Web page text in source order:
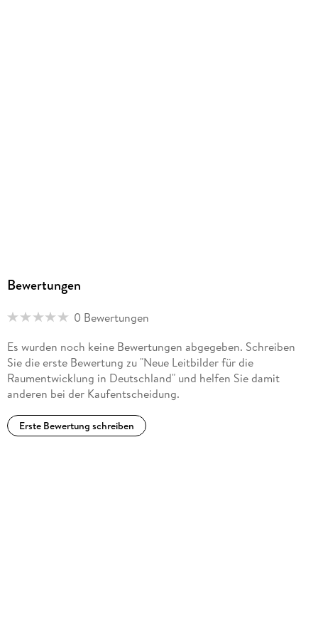
Bewertungen
0 Bewertungen
Es wurden noch keine Bewertungen abgegeben. Schreiben
Sie die erste Bewertung zu "Neue Leitbilder für die
Raumentwicklung in Deutschland" und helfen Sie damit
anderen bei der Kaufentscheidung.
Erste Bewertung schreiben